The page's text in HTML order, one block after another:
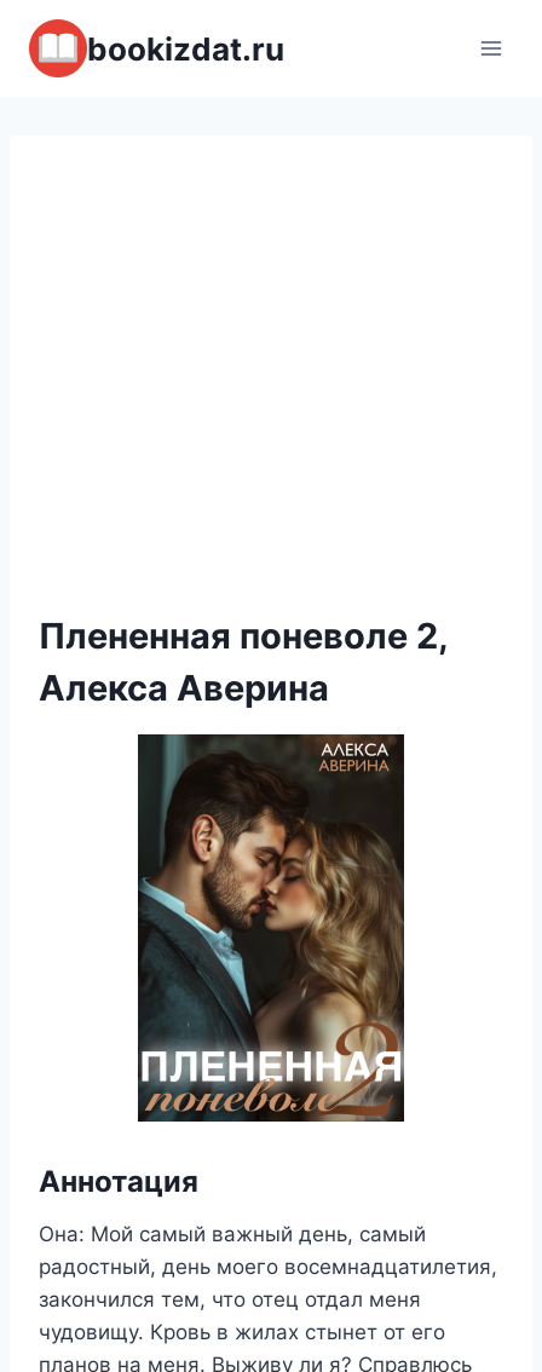
Перейти
содержимому
bookizdat.ru
Плененная поневоле 2,
Алекса Аверина
Аннотация
Она: Мой самый важный день, самый
радостный, день моего восемнадцатилетия,
закончился тем, что отец отдал меня
чудовищу. Кровь в жилах стынет от его
планов на меня. Выживу ли я? Справлюсь